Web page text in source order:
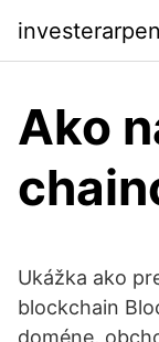
Ako
Ukážka ako
blockchain
doméne,